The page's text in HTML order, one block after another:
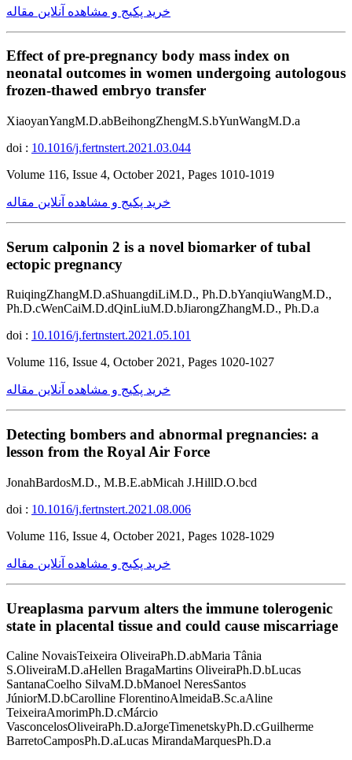
خرید پکیج و مشاهده آنلاین مقاله
Effect of pre-pregnancy body mass index on
neonatal outcomes in women undergoing autologous
frozen-thawed embryo transfer
XiaoyanYangM.D.abBeihongZhengM.S.bYunWangM.D.a
doi : 10.1016/j.fertnstert.2021.03.044
Volume 116, Issue 4, October 2021, Pages 1010-1019
خرید پکیج و مشاهده آنلاین مقاله
Serum calponin 2 is a novel biomarker of tubal
ectopic pregnancy
RuiqingZhangM.D.aShuangdiLiM.D., Ph.D.bYanqiuWangM.D.,
Ph.D.cWenCaiM.D.dQinLiuM.D.bJiarongZhangM.D., Ph.D.a
doi : 10.1016/j.fertnstert.2021.05.101
Volume 116, Issue 4, October 2021, Pages 1020-1027
خرید پکیج و مشاهده آنلاین مقاله
Detecting bombers and abnormal pregnancies: a
lesson from the Royal Air Force
JonahBardosM.D., M.B.E.abMicah J.HillD.O.bcd
doi : 10.1016/j.fertnstert.2021.08.006
Volume 116, Issue 4, October 2021, Pages 1028-1029
خرید پکیج و مشاهده آنلاین مقاله
Ureaplasma parvum alters the immune tolerogenic
state in placental tissue and could cause miscarriage
Caline NovaisTeixeira OliveiraPh.D.abMaria Tânia
S.OliveiraM.D.aHellen BragaMartins OliveiraPh.D.bLucas
SantanaCoelho SilvaM.D.bManoel NeresSantos
JúniorM.D.bCarolline FlorentinoAlmeidaB.Sc.aAline
TeixeiraAmorimPh.D.cMárcio
VasconcelosOliveiraPh.D.aJorgeTimenetskyPh.D.cGuilherme
BarretoCamposPh.D.aLucas MirandaMarquesPh.D.a